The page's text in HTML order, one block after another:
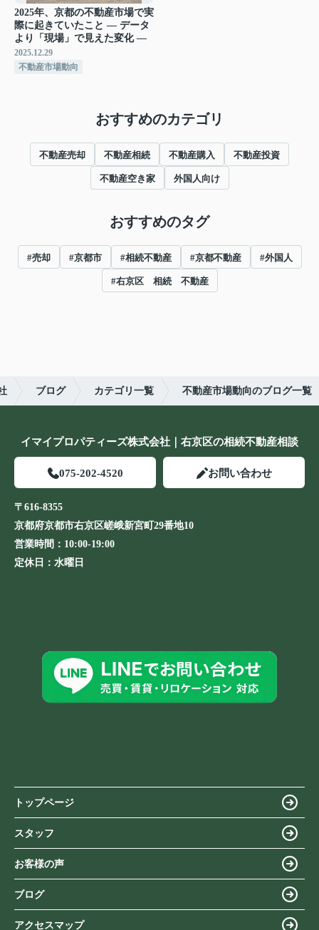
2025年、京都の不動産市場で実
際に起きていたこと ― データ
より「現場」で見えた変化 ―
2025.12.29
不動産市場動向
おすすめのカテゴリ
不動産売却 不動産相続 不動産購入 不動産投資
不動産空き家 外国人向け
おすすめのタグ
#売却 #京都市 #相続不動産 #京都不動産 #外国人
#右京区 相続 不動産
ブログ カテゴリ一覧 不動産市場動向のブログ一覧
イマイプロパティーズ株式会社｜右京区の相続不動産相談
075-202-4520 お問い合わせ
〒616-8355
京都府京都市右京区嵯峨新宮町29番地10
営業時間： 10:00-19:00
定休日： 水曜日
トップページ
スタッフ
お客様の声
ブログ
アクセスマップ